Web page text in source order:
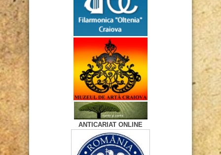
ANTICARIAT ONLINE